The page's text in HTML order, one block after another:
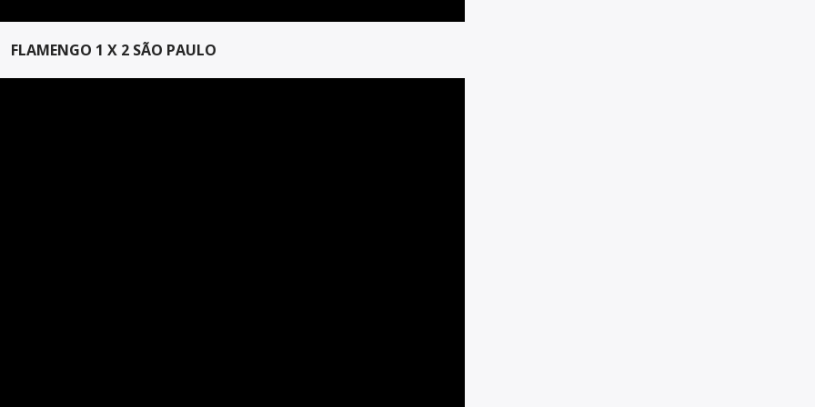
FLAMENGO 1 X 2 SÃO PAULO